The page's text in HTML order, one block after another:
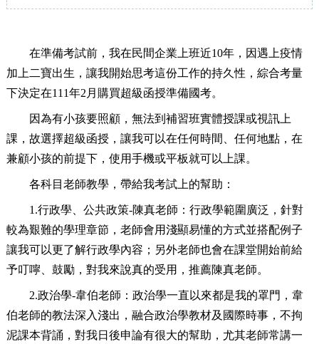
在準備考試前，我在民間企業上班近10年，因遇上疫情
加上二寶出生，讓我開始思考這份工作的持久性，綜合考量
下決定在111年2月購買超級函授準備國考。
因為有小孩要照顧，無法到補習班實體授課或視訊上
課，故選擇超級函授，讓我可以在任何時間、任何地點，在
兼顧小孩的前提下，使用手機或平板就可以上課。
各科目老師教學，帶給我考試上的幫助：
1.行政學、公共政策-陳真老師：行政學範圍廣泛，針對
較為艱難的學理章節，老師會用淺顯易懂的方式並搭配例子
讓我可以更了解行政學內容；另外老師也會在課堂開始前給
予叮嚀、鼓勵，對我來說真的受用，推薦陳真老師。
2.政治學-韋伯老師：政治學一直以來都是我的罩門，韋
伯老師的教法深入淺出，融合政治學教材及國際時事，不拘
泥課本背誦，對我日後申論有很大的幫助，尤其老師常講一